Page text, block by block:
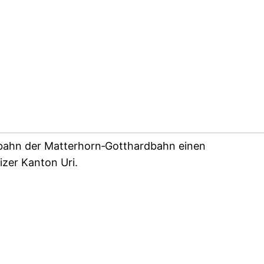
der Matterhorn‐Gotthardbahn einen
Kanton Uri.